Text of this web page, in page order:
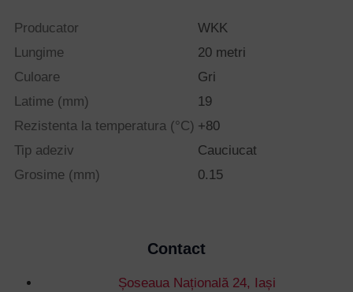
Producator
WKK
Lungime
20 metri
Culoare
Gri
Latime (mm)
19
Rezistenta la temperatura (°C) +80
Tip adeziv
Cauciucat
Grosime (mm)
0.15
Contact
Șoseaua Națională 24, Iași